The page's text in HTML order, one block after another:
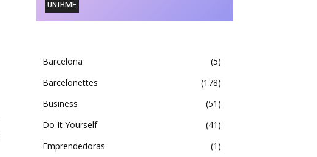
Barcelona
5
Barcelonettes
178
Business
51
Do It Yourself
41
Emprendedoras
1